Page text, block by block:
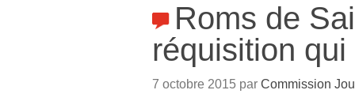
Roms de
réquisition
7 octobre 2015 par Commission